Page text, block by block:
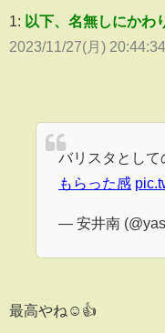
1: 以下、名無しにかわ
2023/11/27(月)
バリスタとして
もらった感
— 安井南
最高やね☺👍